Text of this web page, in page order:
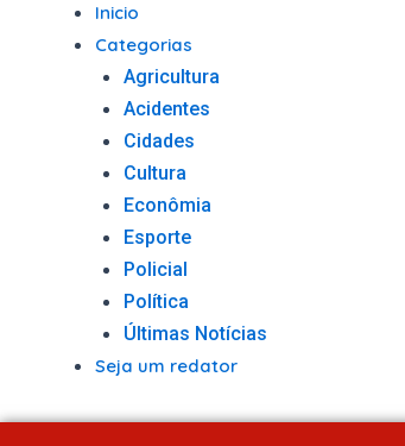
Inicio
Categorias
Agricultura
Acidentes
Cidades
Cultura
Econômia
Esporte
Policial
Política
Últimas Notícias
Seja um redator